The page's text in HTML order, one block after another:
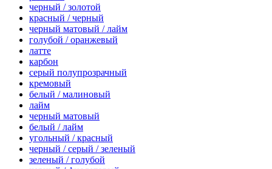
черный / золотой
красный / черный
черный матовый / лайм
голубой / оранжевый
латте
карбон
серый полупрозрачный
кремовый
белый / малиновый
лайм
черный матовый
белый / лайм
угольный / красный
черный / серый / зеленый
зеленый / голубой